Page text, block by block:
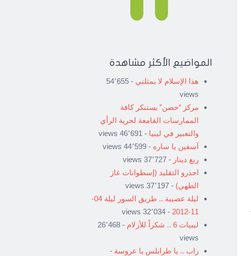
المواضيع الأكثر مشاهدة
هذا الإسلام لا يمثلني
- 54٬655
views
مركز “حصن” يستنكر كافة
الممارسات القامعة لحرية الرأي
والتعبير في ليبيا - 46٬691 views
آسفين يا ساره - 44٬599 views
ربع دينار - 37٬727 views
احذرو التقليد (إسطوانات غاز
الطهي) - 37٬197 views
ليلة عصيبة .. طريق السور ليلة 04-
11-2012
- 32٬034 views
ليبيات 6 .. شكراً للأزلام
- 26٬468
views
راب .. يا طرابلس يا عروسة -